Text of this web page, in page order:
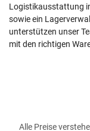
Logistikausstattung
sowie ein
unterstützen unser
mit den richtigen
Alle Preise